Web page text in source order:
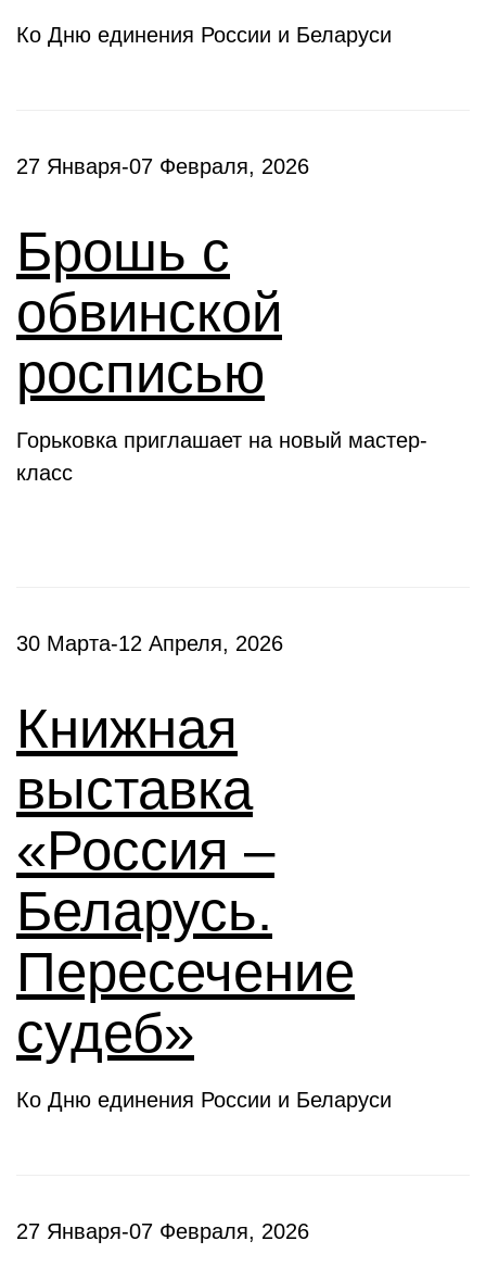
Ко Дню единения России и Беларуси
27 Января-07 Февраля, 2026
Брошь с
обвинской
росписью
Горьковка приглашает на новый мастер-
класс
30 Марта-12 Апреля, 2026
Книжная
выставка
«Россия –
Беларусь.
Пересечение
судеб»
Ко Дню единения России и Беларуси
27 Января-07 Февраля, 2026